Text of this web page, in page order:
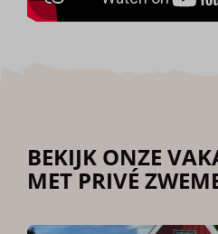
BEKIJK ONZE
MET PRIVÉ